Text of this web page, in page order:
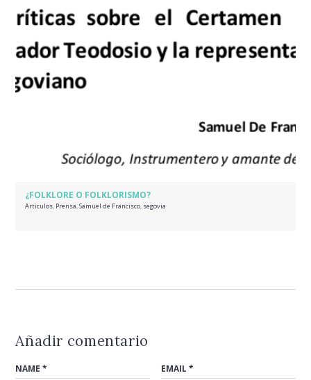
¿FOLKLORE O FOLKLORISMO?
Articulos Prensa ,Samuel de Francisco segovia
Añadir comentario